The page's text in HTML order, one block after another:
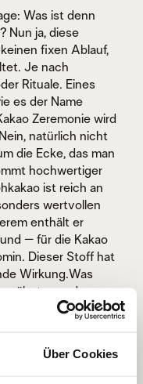
Über Cookies
Was ist denn
Nun ja, diese
fixen Ablauf,
Je nach
Rituale. Eines
es der Name
Zeremonie wird
natürlich nicht
die Ecke, das man
hochwertiger
ist reich an
wertvollen
enthält er
– für die Kakao
Dieser Stoff hat
Wirkung.Was
von der
Intention